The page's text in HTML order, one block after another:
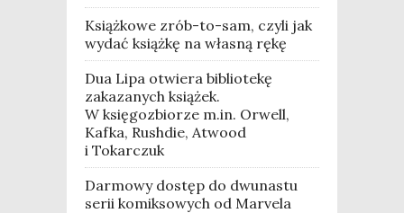
Książkowe zrób-to-sam, czyli jak
wydać książkę na własną rękę
Dua Lipa otwiera bibliotekę
zakazanych książek.
W księgozbiorze m.in. Orwell,
Kafka, Rushdie, Atwood
i Tokarczuk
Darmowy dostęp do dwunastu
serii komiksowych od Marvela